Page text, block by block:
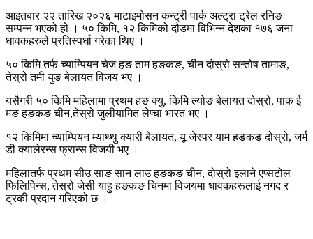
आइतबार २२ तारिख २०२६ माटाइमोसन कन्ट्री पार्क अल्ट्रा ट्रेल रनिङ
सम्पन्न भएको हो । ५० किमि, १२ किमिको दौडमा विभिन्न देशका १७६ जना
धावकहरुले प्रतिस्पर्धा गरेका थिए ।
५० किमि तर्फ च्याम्पियन चेज हङ ताम हङकङ, चीन दोस्रो सन्तोष तामाङ,
तेस्रो तमी युङ बेलायत विजय भए ।
यसैगरी ५० किमि महिलामा प्रथम हङ क्यु, किमि ल्योङ बेलायत दोस्रो, पाक ई
मङ हङकङ चीन,तेस्रो जुलीयामित लेप्चा भारत भए ।
१२ किमिमा च्याम्पियन म्याथ्थु क्यारी बेलायत, यू जेस्पर याम हङकङ दोस्रो, जर्म
डी क्यालेरन्स फ्रान्स विजयी भए ।
महिलातर्फ प्रथम सीउ साङ सान लाउ हङकङ चीन, दोस्रो इलाने एप्सटोल
फिलिपिन्स, तेस्रो जेसी याहु हङकङ चिनमा विजयमा धावकहरूलाई नगद र
ट्रकी प्रदान गरिएको छ ।